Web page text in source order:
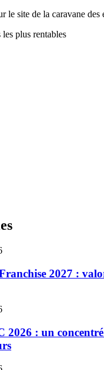
le site de la caravane des
plus rentables
2027 :
2026 : un